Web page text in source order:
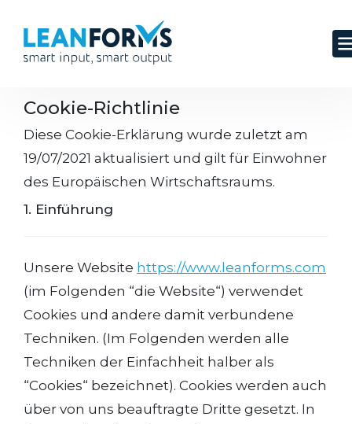
Cookie-Richtlinie
Diese Cookie-Erklärung wurde zuletzt am
19/07/2021 aktualisiert und gilt für Einwohner
des Europäischen Wirtschaftsraums.
1. Einführung
Unsere Website https://www.leanforms.com
(im Folgenden “die Website“) verwendet
Cookies und andere damit verbundene
Techniken. (Im Folgenden werden alle
Techniken der Einfachheit halber als
“Cookies“ bezeichnet). Cookies werden auch
über von uns beauftragte Dritte gesetzt. In